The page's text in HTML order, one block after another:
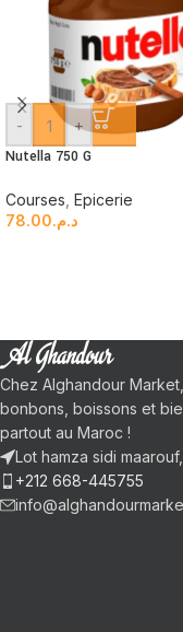
- +
Nutella 750 G
Courses Epicerie
د.م.78.00
Chez Alghandour
bonbons, boissons et
partout au Maroc !
Lot hamza sidi
+212 668-445755